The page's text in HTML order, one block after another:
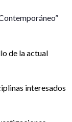
de la actual
interesados